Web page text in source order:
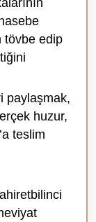
tövbe edip
paylaşmak,
huzur,
teslim